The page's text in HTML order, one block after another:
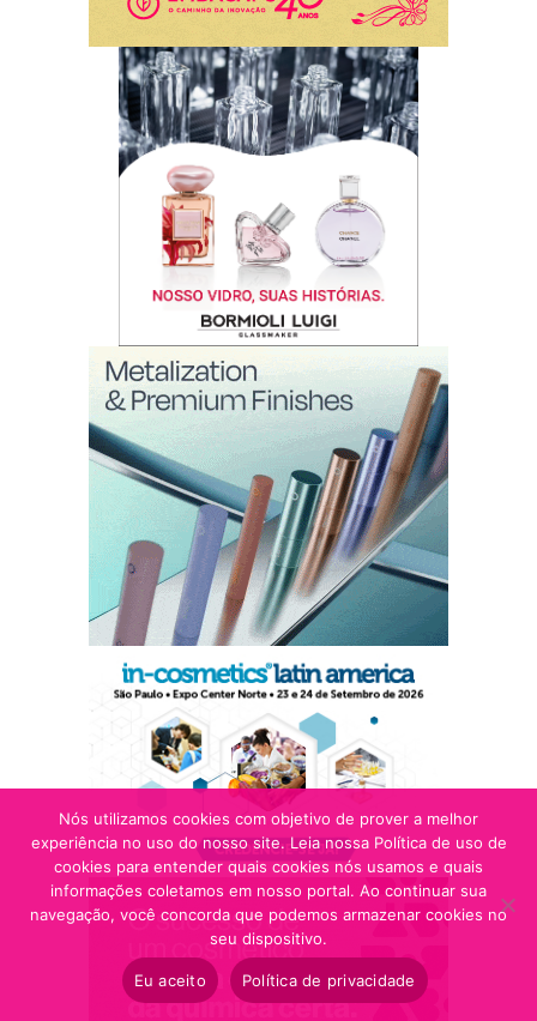
Nós utilizamos cookies com objetivo de prover a melhor
experiência no uso do nosso site. Leia nossa Política de uso de
cookies para entender quais cookies nós usamos e quais
informações coletamos em nosso portal. Ao continuar sua
navegação, você concorda que podemos armazenar cookies no
seu dispositivo.
Eu aceito Política de privacidade